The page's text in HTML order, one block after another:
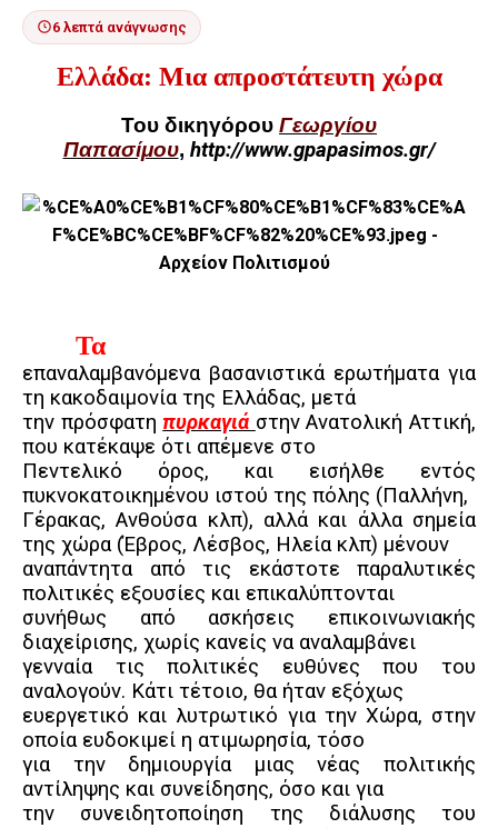
6 λεπτά ανάγνωσης
Ελλάδα: Μια απροστάτευτη χώρα
Του δικηγόρου Γεωργίου
Παπασίμου, http://www.gpapasimos.gr/
Τα
επαναλαμβανόμενα βασανιστικά ερωτήματα για
τη κακοδαιμονία της Ελλάδας, μετά
την πρόσφατη πυρκαγιά στην Ανατολική Αττική,
που κατέκαψε ότι απέμενε στο
Πεντελικό όρος, και εισήλθε εντός
πυκνοκατοικημένου ιστού της πόλης (Παλλήνη,
Γέρακας, Ανθούσα κλπ), αλλά και άλλα σημεία
της χώρα (Έβρος, Λέσβος, Ηλεία κλπ) μένουν
αναπάντητα από τις εκάστοτε παραλυτικές
πολιτικές εξουσίες και επικαλύπτονται
συνήθως από ασκήσεις επικοινωνιακής
διαχείρισης, χωρίς κανείς να αναλαμβάνει
γενναία τις πολιτικές ευθύνες που του
αναλογούν. Κάτι τέτοιο, θα ήταν εξόχως
ευεργετικό και λυτρωτικό για την Χώρα, στην
οποία ευδοκιμεί η ατιμωρησία, τόσο
για την δημιουργία μιας νέας πολιτικής
αντίληψης και συνείδησης, όσο και για
την συνειδητοποίηση της διάλυσης του